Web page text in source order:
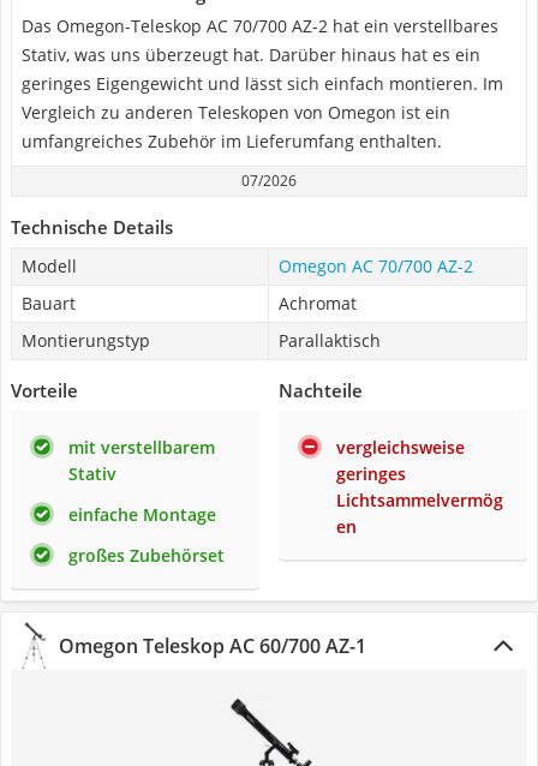
Das Omegon-Teleskop AC 70/700 AZ-2 hat ein verstellbares
Stativ, was uns überzeugt hat. Darüber hinaus hat es ein
geringes Eigengewicht und lässt sich einfach montieren. Im
Vergleich zu anderen Teleskopen von Omegon ist ein
umfangreiches Zubehör im Lieferumfang enthalten.
07/2026
Technische Details
Modell
Omegon AC 70/700 AZ-2
Bauart
Achromat
Montierungstyp
Parallaktisch
Vorteile
mit verstellbarem
Stativ
einfache Montage
großes Zubehörset
Nachteile
vergleichsweise
geringes
Lichtsammelvermög
en
Omegon Teleskop AC 60/700 AZ-1